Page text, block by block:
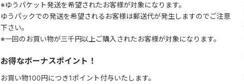
※ゆうパケット発送を希望されたお客様が対象になります。
ゆうパックでの発送を希望されるお客様は郵送代が発生しますのでご注意
下さい。
※一回のお買い物が三千円以上ご購入されたお客様が対象になります。
お得なボーナスポイント！
お買い物100円につき1ポイント付与いたします。